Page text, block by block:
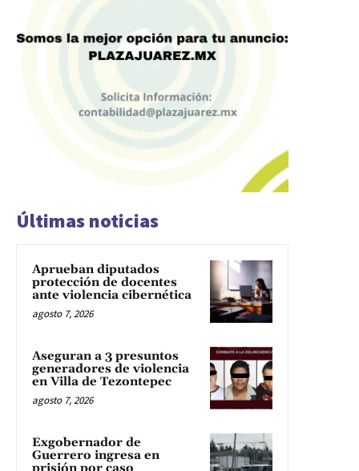
Últimas noticias
Aprueban diputados
protección de docentes
ante violencia cibernética
agosto 7, 2026
Aseguran a 3 presuntos
generadores de violencia
en Villa de Tezontepec
agosto 7, 2026
Exgobernador de
Guerrero ingresa en